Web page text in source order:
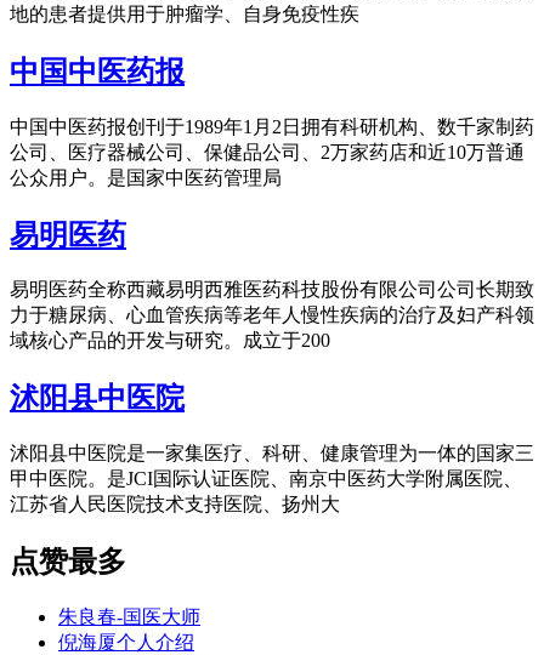
地的患者提供用于肿瘤学、自身免疫性疾
中国中医药报
中国中医药报创刊于1989年1月2日拥有科研机构、数千家制药
公司、医疗器械公司、保健品公司、2万家药店和近10万普通
公众用户。是国家中医药管理局
易明医药
易明医药全称西藏易明西雅医药科技股份有限公司公司长期致
力于糖尿病、心血管疾病等老年人慢性疾病的治疗及妇产科领
域核心产品的开发与研究。成立于200
沭阳县中医院
沭阳县中医院是一家集医疗、科研、健康管理为一体的国家三
甲中医院。是JCI国际认证医院、南京中医药大学附属医院、
江苏省人民医院技术支持医院、扬州大
点赞最多
朱良春-国医大师
倪海厦个人介绍